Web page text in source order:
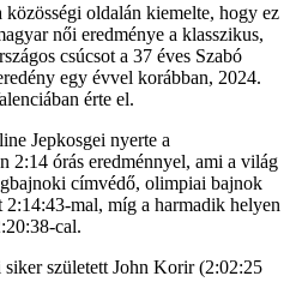
oldalán kiemelte, hogy ez
női eredménye a klasszikus,
csúcsot a 37 éves Szabó
egy évvel korábban, 2024.
érte el.
Jepkosgei nyerte a
2:14 órás eredménnyel, ami a világ
címvédő, olimpiai bajnok
2:14:43-mal, míg a harmadik helyen
cal.
született John Korir (2:02:25